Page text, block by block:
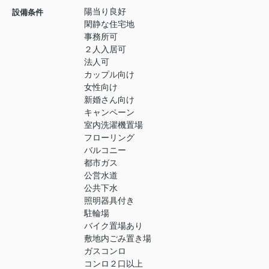
設備条件
陽当り良好
閑静な住宅地
事務所可
２人入居可
法人可
カップル向け
女性向け
新婚さん向け
キャンペーン
室内洗濯機置場
フローリング
バルコニー
都市ガス
公営水道
公共下水
照明器具付き
駐輪場
バイク置場あり
敷地内ごみ置き場
ガスコンロ
コンロ２口以上